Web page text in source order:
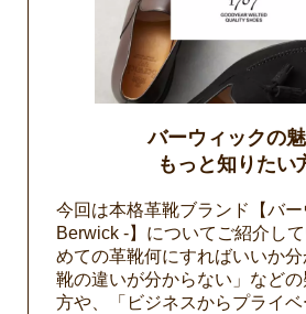
バーウィックの
もっと知りたい
今回は本格革靴ブランド【バ
Berwick -】についてご紹介し
めての革靴何にすればいいか
靴の違いが分からない」など
方や、「ビジネスからプライ